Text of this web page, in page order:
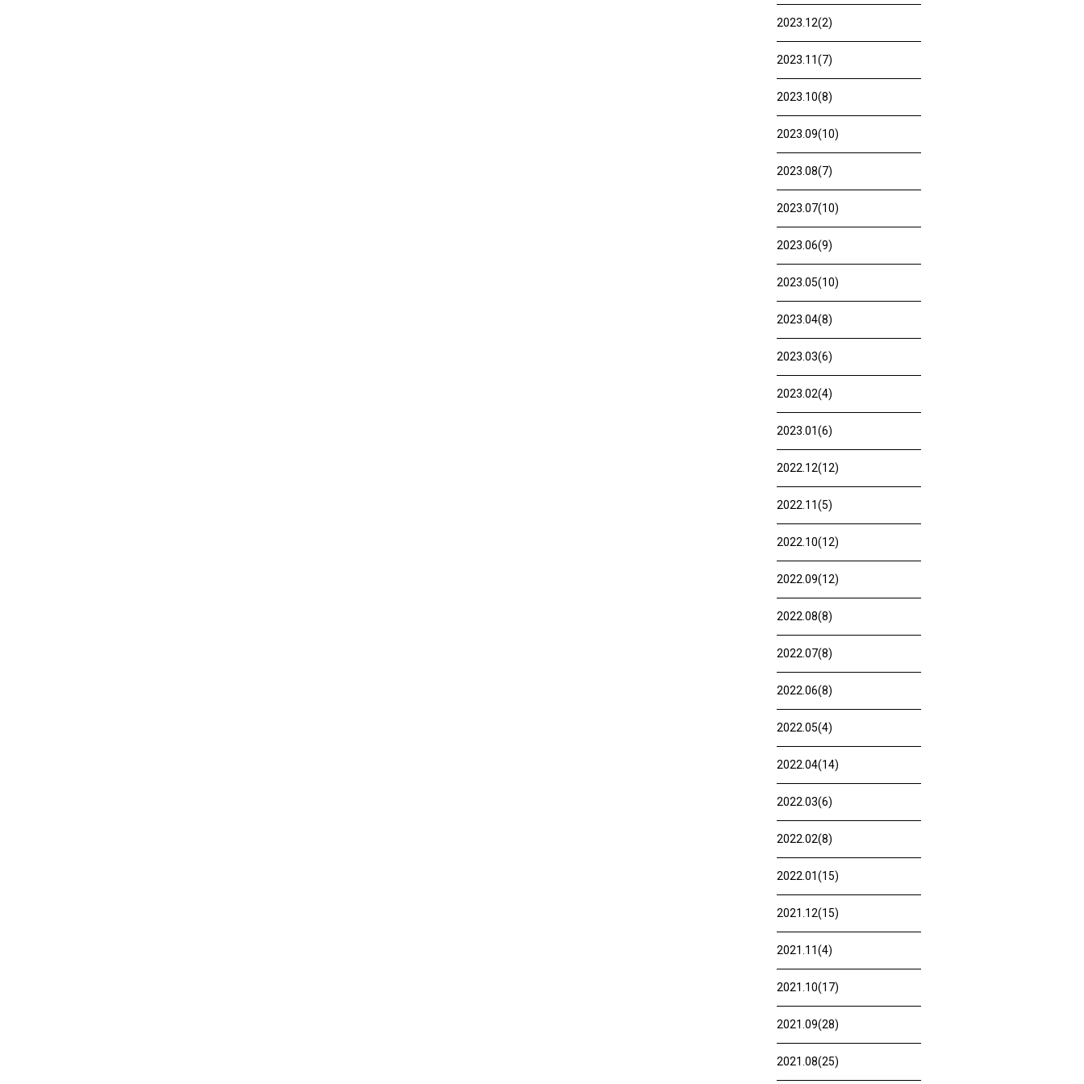
2023.12(2)
2023.11(7)
2023.10(8)
2023.09(10)
2023.08(7)
2023.07(10)
2023.06(9)
2023.05(10)
2023.04(8)
2023.03(6)
2023.02(4)
2023.01(6)
2022.12(12)
2022.11(5)
2022.10(12)
2022.09(12)
2022.08(8)
2022.07(8)
2022.06(8)
2022.05(4)
2022.04(14)
2022.03(6)
2022.02(8)
2022.01(15)
2021.12(15)
2021.11(4)
2021.10(17)
2021.09(28)
2021.08(25)